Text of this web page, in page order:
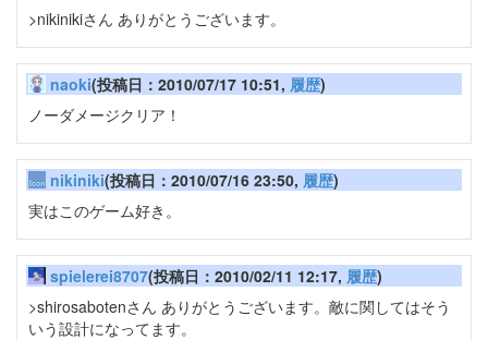
>nikinikiさん ありがとうございます。
naoki(投稿日：2010/07/17 10:51, 履歴)
ノーダメージクリア！
nikiniki(投稿日：2010/07/16 23:50, 履歴)
実はこのゲーム好き。
spielerei8707(投稿日：2010/02/11 12:17, 履歴)
>shirosabotenさん ありがとうございます。敵に関してはそう
いう設計になってます。